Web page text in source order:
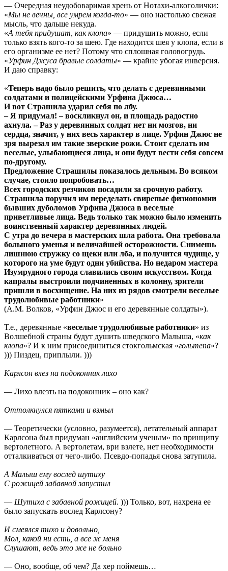
— Очередная неудобоваримая хрень от Нотахи-алкоголички:
«Мы не вечны, все умрем когда-то» — оно настолько свежая
мысль, что дальше некуда.
«А тебя придушат, как клопа» — придушить можно, если
только взять кого-то за шею. Где находится шея у клопа, если в
его организме ее нет? Потому что сплошная головогрудь.
«Урфин Джуса бравые солдаты» — крайне убогая инверсия.
И даю справку:
«Теперь надо было решить, что делать с деревянными
солдатами и полицейскими Урфина Джюса…
И вот Страшила ударил себя по лбу.
– Я придумал! – воскликнул он, и площадь радостно
ахнула. – Раз у деревянных солдат нет ни мозгов, ни
сердца, значит, у них весь характер в лице. Урфин Джюс не
зря вырезал им такие зверские рожи. Стоит сделать им
веселые, улыбающиеся лица, и они будут вести себя совсем
по-другому.
Предложение Страшилы показалось дельным. Во всяком
случае, стоило попробовать…
Всех городских резчиков посадили за срочную работу.
Страшила поручил им переделать свирепые физиономии
бывших дуболомов Урфина Джюса в веселые
приветливые лица. Ведь только так можно было изменить
воинственный характер деревянных людей.
С утра до вечера в мастерских шла работа. Она требовала
большого уменья и величайшей осторожности. Снимешь
лишнюю стружку со щеки или лба, и получится чудище, у
которого на уме будут одни убийства. Но недаром мастера
Изумрудного города славились своим искусством. Когда
капралы выстроили подчиненных в колонну, зрители
пришли в восхищение. На них из рядов смотрели веселые
трудолюбивые работники»
(А.М. Волков, «Урфин Джюс и его деревянные солдаты»).
Т.е., деревянные «веселые трудолюбивые работники» из
Волшебной страны будут душить шведского Малыша, «как
клопа»? И к ним присоединиться стокгольмская «гольтепа»?
))) Пиздец, приплыли. )))
Карлсон влез на подоконник лихо
— Лихо влезть на подоконник – оно как?
Оттолкнулся пятками и взмыл
— Теоретически (условно, разумеется), летательный аппарат
Карлсона был придуман «английским ученым» по принципу
вертолетного. А вертолетам, ври взлете, нет необходимости
отталкиваться от чего-либо. Псевдо-попадья снова затупила.
А Малыш ему вослед шутиху
С рожицей забавной запустил
— Шутиха с забавной рожицей. ))) Только, вот, нахрена ее
было запускать вослед Карлсону?
И смеялся тихо и довольно,
Мол, какой ни есть, а все ж меня
Слушают, ведь это же не больно
— Оно, вообще, об чем? Да хер поймешь…